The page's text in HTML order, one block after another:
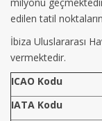
edilen tatil
İbiza Uluslararası
vermektedir.
ICAO Kodu
IATA Kodu